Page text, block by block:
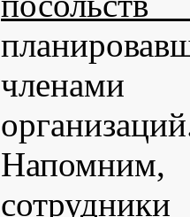
членами